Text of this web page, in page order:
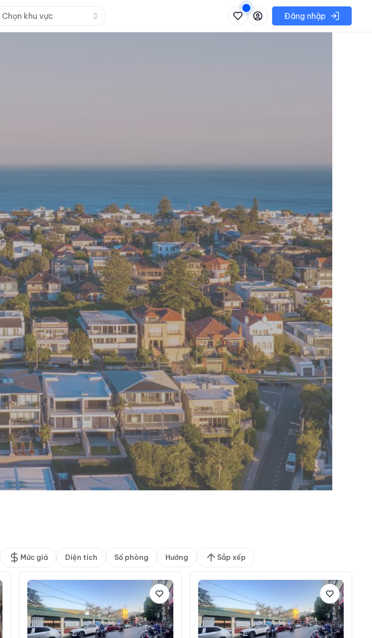
Chọn khu vực Nhấn để mở danh sách các khu vực có thể chọnĐăng nhập
Mức giá Diện tích Số phòng Hướng Sắp xếp